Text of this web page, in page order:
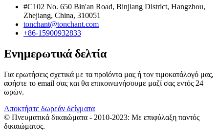
#C102 No. 650 Bin'an Road, Binjiang District, Hangzhou,
Zhejiang, China, 310051
tonchant@tonchant.com
+86-15900932833
Ενημερωτικά δελτία
Για ερωτήσεις σχετικά με τα προϊόντα μας ή τον τιμοκατάλογό μας,
αφήστε το email σας και θα επικοινωνήσουμε μαζί σας εντός 24
ωρών.
Αποκτήστε δωρεάν δείγματα
© Πνευματικά δικαιώματα - 2010-2023: Με επιφύλαξη παντός
δικαιώματος.